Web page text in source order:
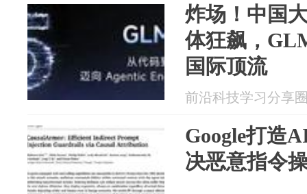
炸场！中国
体狂飙，
国际顶流
前沿科技学习分享
Google打造
决恶意指令